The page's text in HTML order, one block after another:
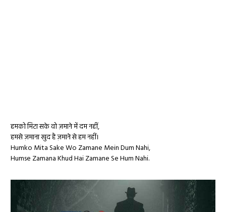
हमको मिटा सके वो ज़माने में दम नहीं,
हमसे ज़माना खुद है ज़माने से हम नहीं।
Humko Mita Sake Wo Zamane Mein Dum Nahi,
Humse Zamana Khud Hai Zamane Se Hum Nahi.